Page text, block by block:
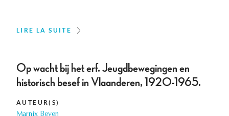
LIRE LA SUITE
Op wacht bij het erf. Jeugdbewegingen en
historisch besef in Vlaanderen, 1920-1965.
AUTEUR(S)
Marnix Beyen